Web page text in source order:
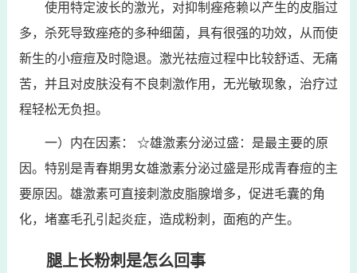
使用特定波长的激光，对抑制痤疮赖以产生的皮脂过
多，杀死导致痤疮的多种细菌，具有很强的功效，从而使
新生的小痘痘及时隐退。激光祛痘过程中比较舒适、无痛
苦，并且对皮肤没有不良刺激作用，无光敏现象，治疗过
程轻松无负担。
一）内在因素： ☆雄激素分泌过盛：是最主要的原
因。特别是青春期男女雄激素分泌过盛是形成青春痘的主
要原因。雄激素可直接刺激皮脂腺增多，促进毛囊的角
化，堵塞毛孔引起炎症，造成粉刺，面疱的产生。
腿上长粉刺是怎么回事